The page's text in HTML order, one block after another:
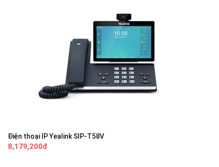
Điện thoại IP Yealink SIP-T58V
8,179,200đ